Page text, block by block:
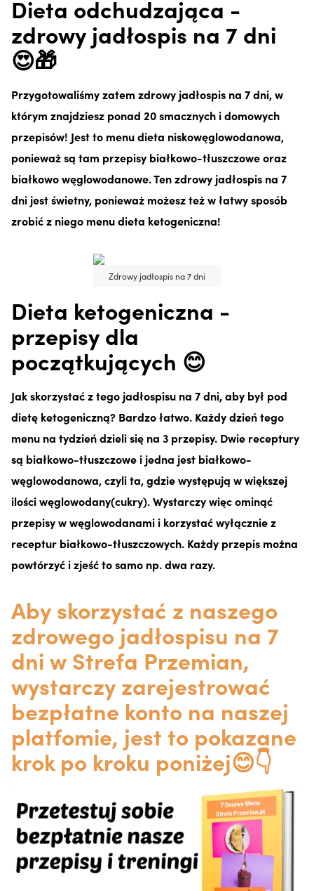
Dieta odchudzająca -
zdrowy jadłospis na 7 dni
😍🎁
Przygotowaliśmy zatem zdrowy jadłospis na 7 dni, w
którym znajdziesz ponad 20 smacznych i domowych
przepisów! Jest to menu dieta niskowęglowodanowa,
ponieważ są tam przepisy białkowo-tłuszczowe oraz
białkowo węglowodanowe. Ten zdrowy jadłospis na 7
dni jest świetny, ponieważ możesz też w łatwy sposób
zrobić z niego menu dieta ketogeniczna!
Zdrowy jadłospis na 7 dni
Dieta ketogeniczna -
przepisy dla
początkujących 😊
Jak skorzystać z tego jadłospisu na 7 dni, aby był pod
dietę ketogeniczną? Bardzo łatwo. Każdy dzień tego
menu na tydzień dzieli się na 3 przepisy. Dwie receptury
są białkowo-tłuszczowe i jedna jest białkowo-
węglowodanowa, czyli ta, gdzie występują w większej
ilości węglowodany(cukry). Wystarczy więc ominąć
przepisy w węglowodanami i korzystać wyłącznie z
receptur białkowo-tłuszczowych. Każdy przepis można
powtórzyć i zjeść to samo np. dwa razy.
Aby skorzystać z naszego
zdrowego jadłospisu na 7
dni w Strefa Przemian,
wystarczy zarejestrować
bezpłatne konto na naszej
platfomie, jest to pokazane
krok po kroku poniżej😊👇